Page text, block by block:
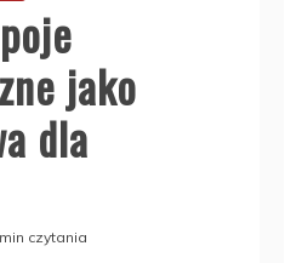
jako
dla
czytania